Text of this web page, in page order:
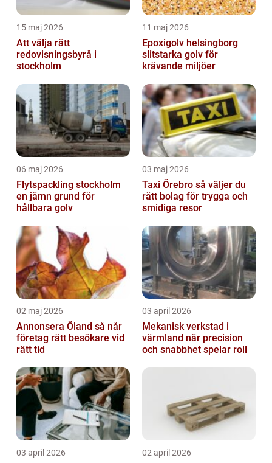
15 maj 2026
Att välja rätt
redovisningsbyrå i
stockholm
11 maj 2026
Epoxigolv helsingborg
slitstarka golv för
krävande miljöer
06 maj 2026
Flytspackling stockholm
en jämn grund för
hållbara golv
03 maj 2026
Taxi Örebro så väljer du
rätt bolag för trygga och
smidiga resor
02 maj 2026
Annonsera Öland så når
företag rätt besökare vid
rätt tid
03 april 2026
Mekanisk verkstad i
värmland när precision
och snabbhet spelar roll
03 april 2026 02 april 2026